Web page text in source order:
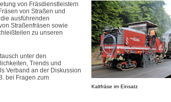
von Fräsdienstleistern
von Straßen und
ausführenden
Straßenfräsen sowie
zu unseren
unter den
Trends und
Verband an der Diskussion
bei Fragen zum
Kaltfräse im Einsatz